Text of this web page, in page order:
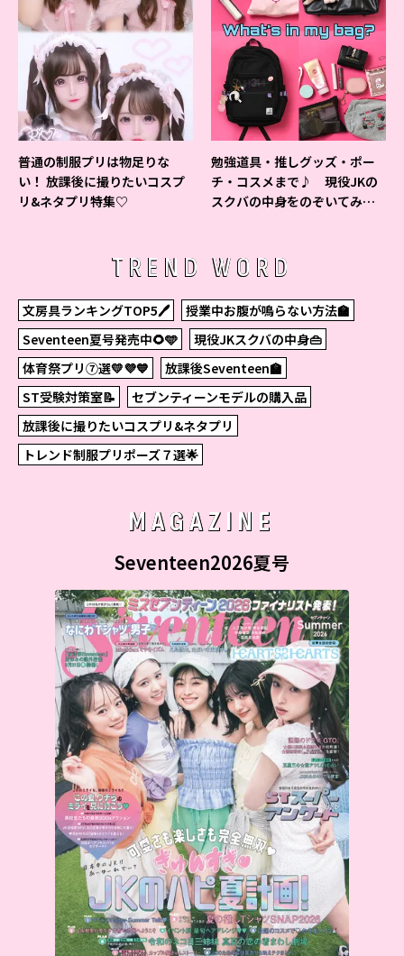
普通の制服プリは物足りな
い！ 放課後に撮りたいコスプ
リ&ネタプリ特集♡
勉強道具・推しグッズ・ポー
チ・コスメまで♪ 現役JKの
スクバの中身をのぞいてみ
TREND WORD
文房具ランキングTOP5🖊
授業中お腹が鳴らない方法🏫
Seventeen夏号発売中🌻🩵
現役JKスクバの中身👜
体育祭プリ⑦選💛💜💙
放課後Seventeen🏫
ST受験対策室📝
セブンティーンモデルの購入品
放課後に撮りたいコスプリ&ネタプリ
トレンド制服プリポーズ７選🌟
MAGAZINE
Seventeen2026夏号